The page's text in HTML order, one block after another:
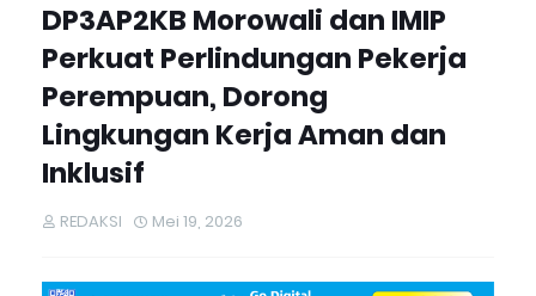
DP3AP2KB Morowali dan IMIP
Perkuat Perlindungan Pekerja
Perempuan, Dorong
Lingkungan Kerja Aman dan
Inklusif
REDAKSI Mei 19, 2026